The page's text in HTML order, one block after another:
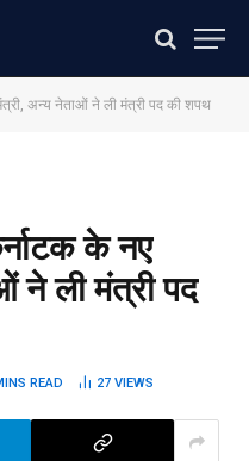
अन्य नेताओं ने ली मंत्री पद की शपथ
के नए
ने ली मंत्री पद
READ 27VIEWS